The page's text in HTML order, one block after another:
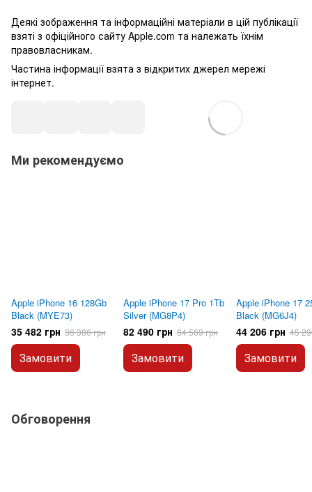
Деякі зображення та інформаційні матеріали в цій публікації
взяті з офіційного сайту Apple.com та належать їхнім
правовласникам.
Частина інформації взята з відкритих джерел мережі
інтернет.
Ми рекомендуємо
Apple iPhone 16 128Gb
Black (MYE73)
35 482 грн 36 386 грн
Замовити
Apple iPhone 17 Pro 1Tb
Silver (MG8P4)
82 490 грн 84 569 грн
Замовити
Apple iPhone 17
Black (MG6J4)
44 206 грн 45
Замовити
Обговорення